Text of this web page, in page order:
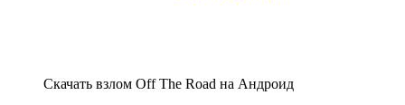
Скачать взлом Off The Road на Андроид